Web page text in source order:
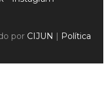
por CIJUN | Política